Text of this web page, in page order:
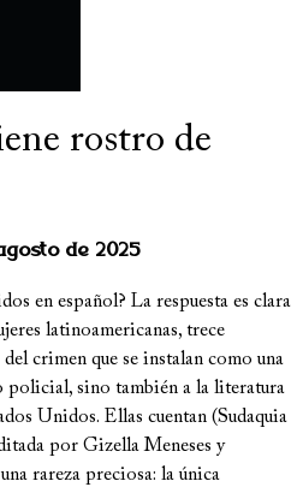
rostro de
de 2025
en español? La respuesta es clara
latinoamericanas, trece
crimen que se instalan como una
sino también a la literatura
Unidos. Ellas cuentan (Sudaquia
por Gizella Meneses y
rareza preciosa: la única